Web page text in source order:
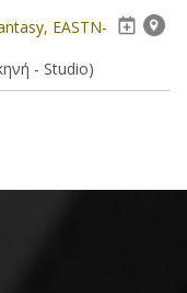
EASTN-
- Studio)